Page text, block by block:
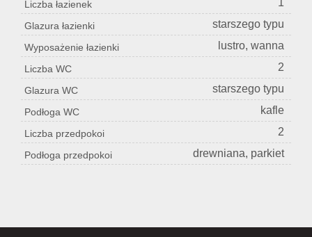
Liczba łazienek 1
Glazura łazienki starszego typu
Wyposażenie łazienki lustro, wanna
Liczba WC 2
Glazura WC starszego typu
Podłoga WC kafle
Liczba przedpokoi 2
Podłoga przedpokoi drewniana, parkiet